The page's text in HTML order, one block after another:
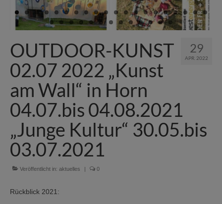
Arbeiten
Gutscheine/Kurse’26
29
APR. 2022
OUTDOOR-KUNST
02.07 2022 „Kunst
am Wall“ in Horn
04.07.bis 04.08.2021
„Junge Kultur“ 30.05.bis
03.07.2021
Veröffentlicht in: aktuelles 0
Rückblick 2021: